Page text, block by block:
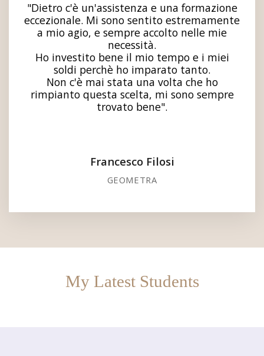
"Dietro c'è un'assistenza e una formazione
eccezionale. Mi sono sentito estremamente
a mio agio, e sempre accolto nelle mie
necessità.
Ho investito bene il mio tempo e i miei
soldi perchè ho imparato tanto.
Non c'è mai stata una volta che ho
rimpianto questa scelta, mi sono sempre
trovato bene".
Francesco Filosi
GEOMETRA
My Latest Students